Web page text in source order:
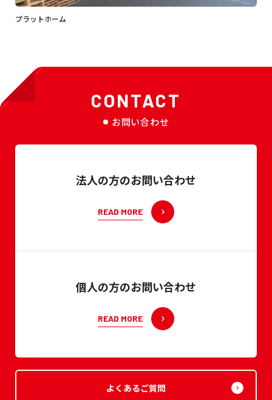
プラットホーム
CONTACT
お問い合わせ
法人の方のお問い合わせ
READ MORE
個人の方のお問い合わせ
READ MORE
よくあるご質問